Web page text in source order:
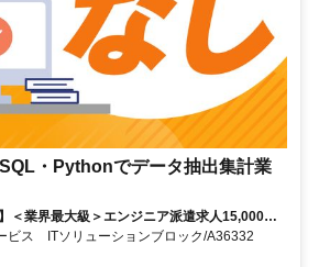
SQL・Pythonでデータ抽出集計業
＜業界最大級＞エンジニア派遣求人15,000件
ン登録→最短2日で就業可能！！
ビス ITソリューションブロック/A36332